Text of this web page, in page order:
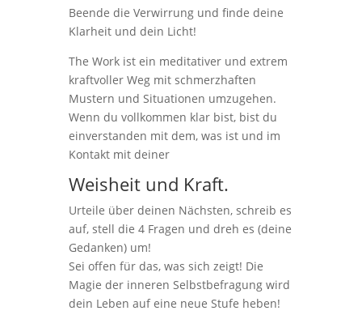
Beende die Verwirrung und finde deine
Klarheit und dein Licht!
The Work ist ein meditativer und extrem
kraftvoller Weg mit schmerzhaften
Mustern und Situationen umzugehen.
Wenn du vollkommen klar bist, bist du
einverstanden mit dem, was ist und im
Kontakt mit deiner
Weisheit und Kraft.
Urteile über deinen Nächsten, schreib es
auf, stell die 4 Fragen und dreh es (deine
Gedanken) um!
Sei offen für das, was sich zeigt! Die
Magie der inneren Selbstbefragung wird
dein Leben auf eine neue Stufe heben!